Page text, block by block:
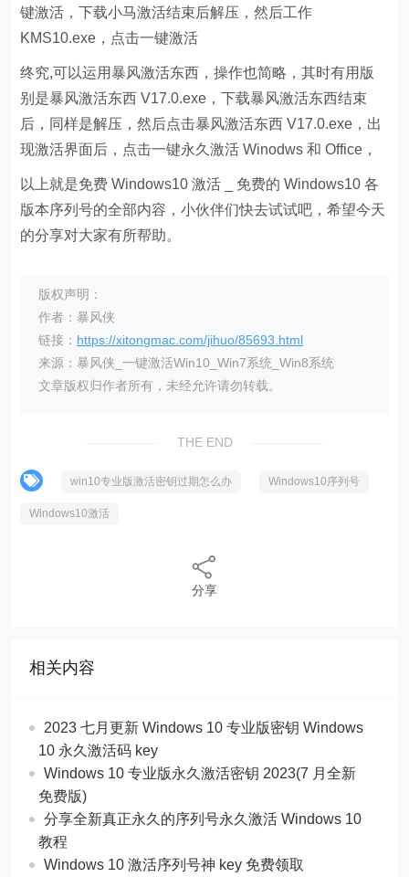
键激活，下载小马激活结束后解压，然后工作
KMS10.exe，点击一键激活
终究,可以运用暴风激活东西，操作也简略，其时有用版
别是暴风激活东西 V17.0.exe，下载暴风激活东西结束
后，同样是解压，然后点击暴风激活东西 V17.0.exe，出
现激活界面后，点击一键永久激活 Winodws 和 Office，
以上就是免费 Windows10 激活 _ 免费的 Windows10 各
版本序列号的全部内容，小伙伴们快去试试吧，希望今天
的分享对大家有所帮助。
版权声明：
作者：暴风侠
链接： https://xitongmac.com/jihuo/85693.html
来源：暴风侠_一键激活Win10_Win7系统_Win8系统
文章版权归作者所有，未经允许请勿转载。
THE END
win10专业版激活密钥过期怎么办 Windows10序列号
Windows10激活
分享
相关内容
2023 七月更新 Windows 10 专业版密钥 Windows
10 永久激活码 key
Windows 10 专业版永久激活密钥 2023(7 月全新
免费版)
分享全新真正永久的序列号永久激活 Windows 10
教程
Windows 10 激活序列号神 key 免费领取